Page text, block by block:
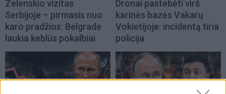
Zelenskio vizitas
Serbijoje – pirmasis nuo
karo pradžios: Belgrade
laukia keblūs pokalbiai
Dronai pastebėti virš
karinės bazės Vakarų
Vokietijoje: incidentą tiria
policija